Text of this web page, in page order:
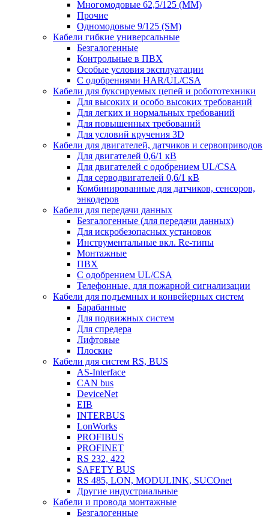
Многомодовые 62,5/125 (ММ)
Прочие
Одномодовые 9/125 (SM)
Кабели гибкие универсальные
Безгалогенные
Контрольные в ПВХ
Особые условия эксплуатации
С одобрениями HAR/UL/CSA
Кабели для буксируемых цепей и робототехники
Для высоких и особо высоких требований
Для легких и нормальных требований
Для повышенных требований
Для условий кручения 3D
Кабели для двигателей, датчиков и сервоприводов
Для двигателей 0,6/1 кВ
Для двигателей с одобрением UL/CSA
Для серводвигателей 0,6/1 кВ
Комбинированные для датчиков, cенсоров,
энкодеров
Кабели для передачи данных
Безгалогенные (для передачи данных)
Для искробезопасных установок
Инструментальные вкл. Re-типы
Монтажные
ПВХ
С одобрением UL/CSA
Телефонные, для пожарной сигнализации
Кабели для подъемных и конвейерных систем
Барабанные
Для подвижных систем
Для спредера
Лифтовые
Плоские
Кабели для систем RS, BUS
AS-Interface
CAN bus
DeviceNet
EIB
INTERBUS
LonWorks
PROFIBUS
PROFINET
RS 232, 422
SAFETY BUS
RS 485, LON, MODULINK, SUCOnet
Другие индустриальные
Кабели и провода монтажные
Безгалогенные